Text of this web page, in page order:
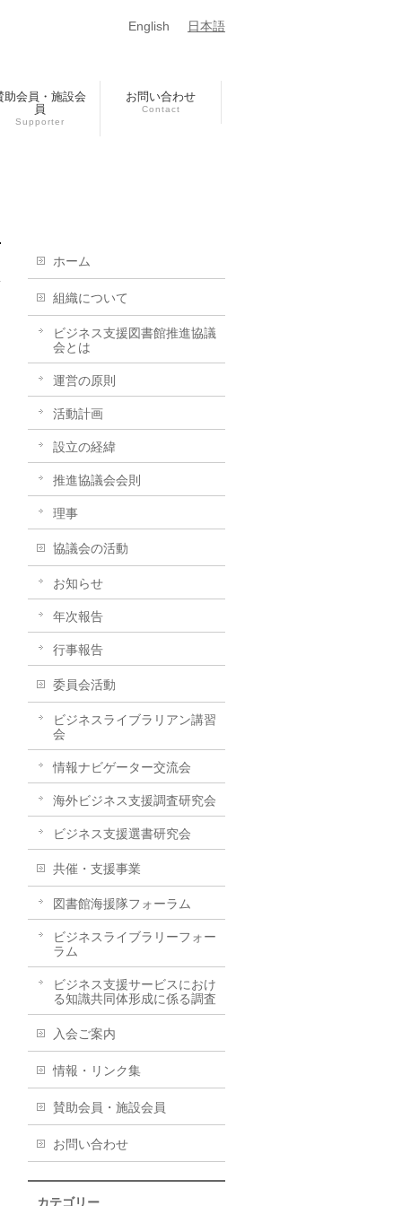
English 日本語
助会員・施設会
員
Supporter
お問い合わせ
Contact
ホーム
組織について
ビジネス支援図書館推進協議
会とは
運営の原則
活動計画
設立の経緯
推進協議会会則
理事
協議会の活動
お知らせ
年次報告
行事報告
委員会活動
ビジネスライブラリアン講習
会
情報ナビゲーター交流会
海外ビジネス支援調査研究会
ビジネス支援選書研究会
共催・支援事業
図書館海援隊フォーラム
ビジネスライブラリーフォー
ラム
ビジネス支援サービスにおけ
る知識共同体形成に係る調査
入会ご案内
情報・リンク集
賛助会員・施設会員
お問い合わせ
カテゴリー